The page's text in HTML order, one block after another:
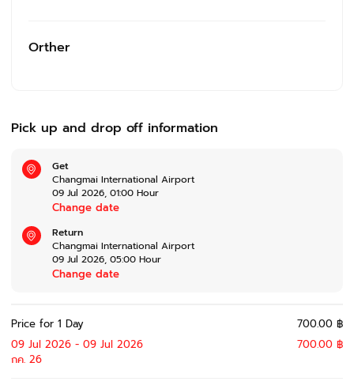
Orther
Pick up and drop off information
Get
Changmai International Airport
09 Jul 2026, 01:00 Hour
Change date
Return
Changmai International Airport
09 Jul 2026, 05:00 Hour
Change date
Price for 1 Day
700.00 ฿
09 Jul 2026 - 09 Jul 2026
700.00 ฿
กค. 26